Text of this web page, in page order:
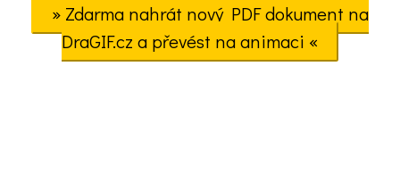
» Zdarma nahrát nový PDF dokument na
DraGIF.cz a převést na animaci «